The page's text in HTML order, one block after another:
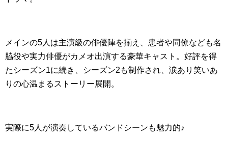
メインの5人は主演級の俳優陣を揃え、患者や同僚なども名
脇役や実力俳優がカメオ出演する豪華キャスト。好評を得
たシーズン1に続き、シーズン2も制作され、涙あり笑いあ
りの心温まるストーリー展開。
実際に5人が演奏しているバンドシーンも魅力的♪